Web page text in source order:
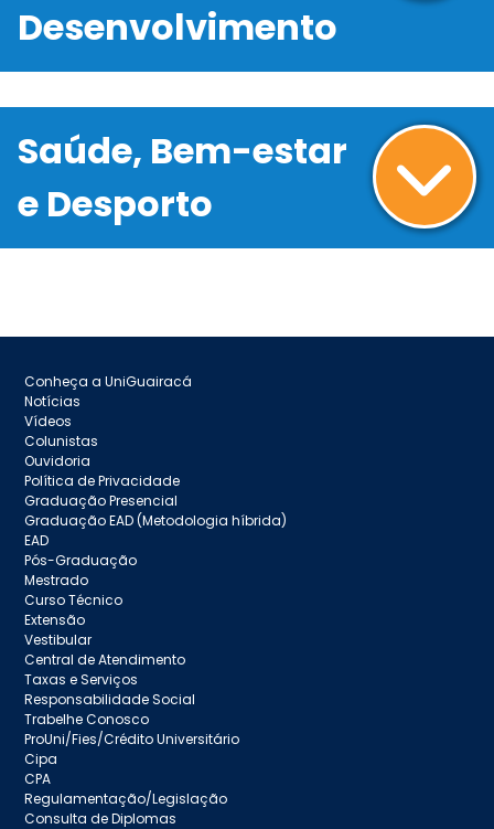
Desenvolvimento
Saúde, Bem-estar
e Desporto
Conheça a UniGuairacá
Notícias
Vídeos
Colunistas
Ouvidoria
Política de Privacidade
Graduação Presencial
Graduação EAD (Metodologia híbrida)
EAD
Pós-Graduação
Mestrado
Curso Técnico
Extensão
Vestibular
Central de Atendimento
Taxas e Serviços
Responsabilidade Social
Trabelhe Conosco
ProUni/Fies/Crédito Universitário
Cipa
CPA
Regulamentação/Legislação
Consulta de Diplomas